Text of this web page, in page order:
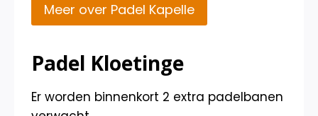
Meer over Padel Kapelle
Padel Kloetinge
Er worden binnenkort 2 extra padelbanen